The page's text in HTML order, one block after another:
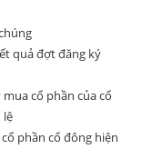
quả đợt đăng ký
cổ phần của cổ
lệ
phần cổ đông hiện